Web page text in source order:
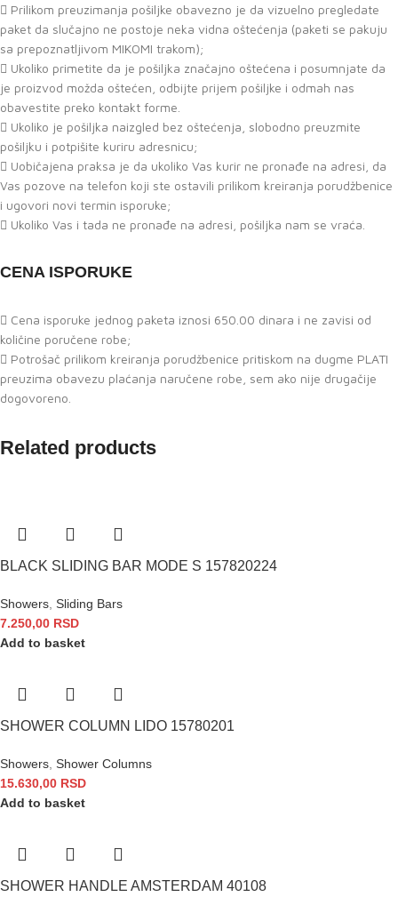
Prilikom preuzimanja pošiljke obavezno je da vizuelno pregledate
paket da slučajno ne postoje neka vidna oštećenja (paketi se pakuju
sa prepoznatljivom MIKOMI trakom);
Ukoliko primetite da je pošiljka značajno oštećena i posumnjate da
je proizvod možda oštećen, odbijte prijem pošiljke i odmah nas
obavestite preko kontakt forme.
Ukoliko je pošiljka naizgled bez oštećenja, slobodno preuzmite
pošiljku i potpišite kuriru adresnicu;
Uobičajena praksa je da ukoliko Vas kurir ne pronađe na adresi, da
Vas pozove na telefon koji ste ostavili prilikom kreiranja porudžbenice
i ugovori novi termin isporuke;
Ukoliko Vas i tada ne pronađe na adresi, pošiljka nam se vraća.
CENA ISPORUKE
Cena isporuke jednog paketa iznosi 650.00 dinara i ne zavisi od
količine poručene robe;
Potrošač prilikom kreiranja porudžbenice pritiskom na dugme PLATI
preuzima obavezu plaćanja naručene robe, sem ako nije drugačije
dogovoreno.
Related products
BLACK SLIDING BAR MODE S 157820224
Showers Sliding Bars
7.250,00 RSD
Add to basket
SHOWER COLUMN LIDO 15780201
Showers Shower Columns
15.630,00 RSD
Add to basket
SHOWER HANDLE AMSTERDAM 40108